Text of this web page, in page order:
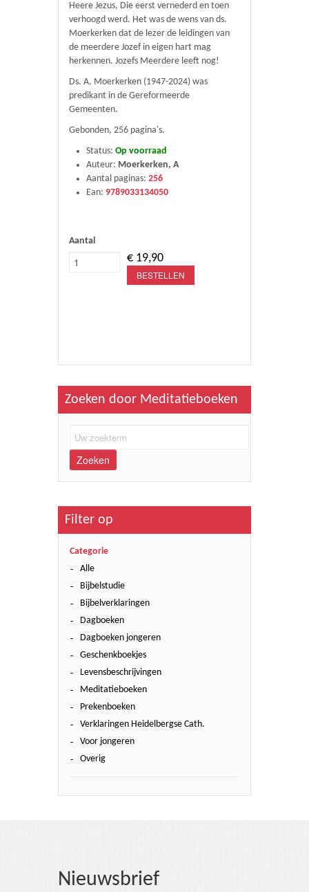
Heere Jezus, Die eerst vernederd en toen
verhoogd werd. Het was de wens van ds.
Moerkerken dat de lezer de leidingen van
de meerdere Jozef in eigen hart mag
herkennen. Jozefs Meerdere leeft nog!
Ds. A. Moerkerken (1947-2024) was
predikant in de Gereformeerde
Gemeenten.
Gebonden, 256 pagina's.
Status: Op voorraad
Auteur: Moerkerken, A
Aantal paginas: 256
Ean: 9789033134050
Aantal
€ 19,90
BESTELLEN
Zoeken door Meditatieboeken
Zoeken
Filter op
Categorie
Alle
Bijbelstudie
Bijbelverklaringen
Dagboeken
Dagboeken jongeren
Geschenkboekjes
Levensbeschrijvingen
Meditatieboeken
Prekenboeken
Verklaringen Heidelbergse Cath.
Voor jongeren
Overig
Nieuwsbrief